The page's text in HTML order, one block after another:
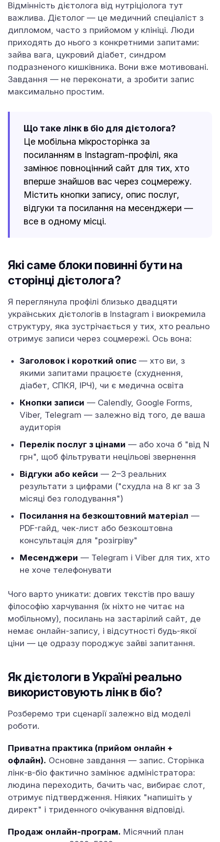
Відмінність дієтолога від нутріціолога тут
важлива. Дієтолог — це медичний спеціаліст з
дипломом, часто з прийомом у клініці. Люди
приходять до нього з конкретними запитами:
зайва вага, цукровий діабет, синдром
подразненого кишківника. Вони вже мотивовані.
Завдання — не переконати, а зробити запис
максимально простим.
Що таке лінк в біо для дієтолога?
Це мобільна мікросторінка за
посиланням в Instagram-профілі, яка
замінює повноцінний сайт для тих, хто
вперше знайшов вас через соцмережу.
Містить кнопки запису, опис послуг,
відгуки та посилання на месенджери —
все в одному місці.
Які саме блоки повинні бути на
сторінці дієтолога?
Я переглянула профілі близько двадцяти
українських дієтологів в Instagram і виокремила
структуру, яка зустрічається у тих, хто реально
отримує записи через соцмережі. Ось вона:
Заголовок і короткий опис — хто ви, з
якими запитами працюєте (схуднення,
діабет, СПКЯ, ІРЧ), чи є медична освіта
Кнопки записи — Calendly, Google Forms,
Viber, Telegram — залежно від того, де ваша
аудиторія
Перелік послуг з цінами — або хоча б "від N
грн", щоб фільтрувати нецільові звернення
Відгуки або кейси — 2–3 реальних
результати з цифрами ("схудла на 8 кг за 3
місяці без голодування")
Посилання на безкоштовний матеріал —
PDF-гайд, чек-лист або безкоштовна
консультація для "розігріву"
Месенджери — Telegram і Viber для тих, хто
не хоче телефонувати
Чого варто уникати: довгих текстів про вашу
філософію харчування (їх ніхто не читає на
мобільному), посилань на застарілий сайт, де
немає онлайн-запису, і відсутності будь-якої
ціни — це одразу породжує зайві запитання.
Як дієтологи в Україні реально
використовують лінк в біо?
Розберемо три сценарії залежно від моделі
роботи.
Приватна практика (прийом онлайн +
офлайн). Основне завдання — запис. Сторінка
лінк-в-біо фактично замінює адміністратора:
людина переходить, бачить час, вибирає слот,
отримує підтвердження. Ніяких "напишіть у
директ" і триденного очікування відповіді.
Продаж онлайн-програм. Місячний план